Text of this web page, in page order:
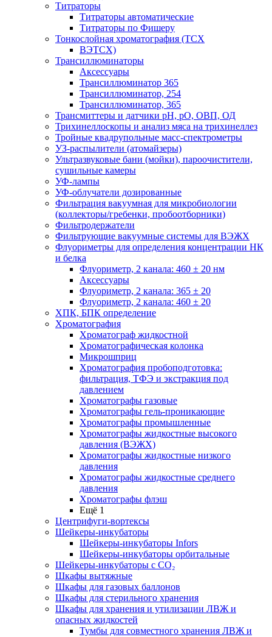
Титраторы
Титраторы автоматические
Титраторы по Фишеру
Тонкослойная хроматография (ТСХ
ВЭТСХ)
Трансиллюминаторы
Аксессуары
Трансиллюминатор 365
Трансиллюминатор, 254
Трансиллюминатор, 365
Трансмиттеры и датчики рН, рО, ОВП, ОД
Трихинеллоскопы и анализ мяса на трихинеллез
Тройные квадрупольные масс-спектрометры
УЗ-распылители (атомайзеры)
Ультразвуковые бани (мойки), пароочистители,
сушильные камеры
УФ-лампы
УФ-облучатели дозированные
Фильтрация вакуумная для микробиологии
(коллекторы/гребенки, пробоотборники)
Фильтродержатели
Фильтрующие вакуумные системы для ВЭЖХ
Флуориметры для определения концентрации НК
и белка
Флуориметр, 2 канала: 460 ± 20 нм
Аксессуары
Флуориметр, 2 канала: 365 ± 20
Флуориметр, 2 канала: 460 ± 20
ХПК, БПК определение
Хроматография
Хроматограф жидкостной
Хроматографическая колонка
Микрошприц
Хроматография пробоподготовка:
фильтрация, ТФЭ и экстракция под
давлением
Хроматографы газовые
Хроматографы гель-проникающие
Хроматографы промышленные
Хроматографы жидкостные высокого
давления (ВЭЖХ)
Хроматографы жидкостные низкого
давления
Хроматографы жидкостные среднего
давления
Хроматографы флэш
Ещё 1
Центрифуги-вортексы
Шейкеры-инкубаторы
Шейкеры-инкубаторы Infors
Шейкеры-инкубаторы орбитальные
Шейкеры-инкубаторы с CО₂
Шкафы вытяжные
Шкафы для газовых баллонов
Шкафы для стерильного хранения
Шкафы для хранения и утилизации ЛВЖ и
опасных жидкостей
Тумбы для совместного хранения ЛВЖ и